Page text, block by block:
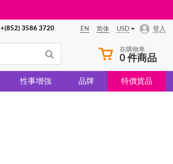
+(852) 3586 3720 EN 简体 USD 登入
在購物車
0 件商品
性事增強 品牌 特價貨品